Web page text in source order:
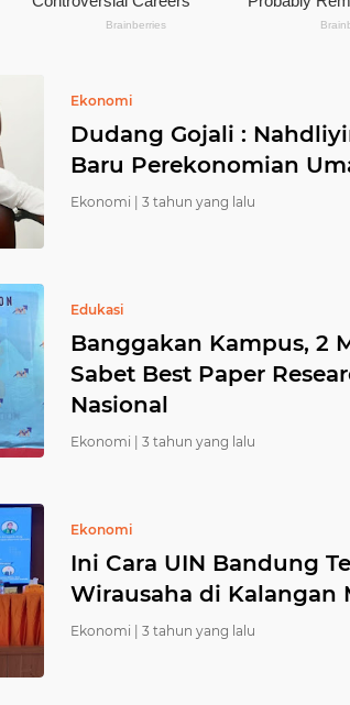
Ekonomi
Dudang Gojali :
Baru Perekonomian
Ekonomi | 3 tahun yang lalu
Edukasi
Banggakan Kampus, 2
Sabet Best Paper
Nasional
Ekonomi | 3 tahun yang lalu
Ekonomi
Ini Cara UIN Bandung
Wirausaha di Kalangan
Ekonomi | 3 tahun yang lalu